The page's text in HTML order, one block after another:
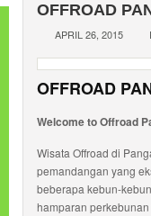
OFFROAD
APRIL 26, 2015
OFFROAD
Welcome to Offroad
Wisata Offroad di
pemandangan yang
beberapa kebun-
hamparan